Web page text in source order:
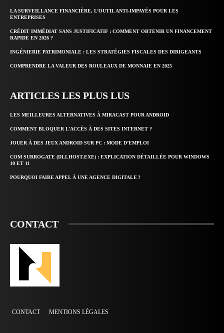
LA SURVEILLANCE FINANCIÈRE, L’OUTIL ANTI-IMPAYÉS POUR LES
ENTREPRISES
CRÉDIT IMMÉDIAT SANS JUSTIFICATIF : COMMENT OBTENIR UN FINANCEMENT
RAPIDE EN 2026 ?
INGÉNIERIE PATRIMONIALE : LES STRATÉGIES FISCALES DES DIRIGEANTS
COMPRENDRE LA VALEUR DES ROULEAUX DE MONNAIE EN 2025
ARTICLES LES PLUS LUS
LES MEILLEURES ALTERNATIVES À MIRACAST POUR ANDROID
COMMENT BLOQUER L’ACCÈS À DES SITES INTERNET ?
JOUER À DES JEUX ANDROID SUR PC : MODE D’EMPLOI
COM SURROGATE (DLLHOST.EXE) : EXPLICATION DÉTAILLÉE POUR WINDOWS
10 ET 11
POURQUOI FAIRE APPEL À UNE AGENCE DIGITALE ?
CONTACT
CONTACT MENTIONS LÉGALES